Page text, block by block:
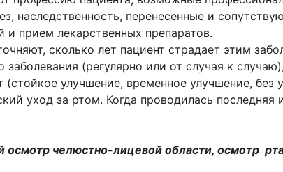
наследственность, перенесенные и
и прием лекарственных препаратов.
сколько лет пациент страдает этим
заболевания (регулярно или от случая к
(стойкое улучшение, временное улучшение,
уход за ртом. Когда проводилась последняя
осмотр челюстно-лицевой области, осмотр